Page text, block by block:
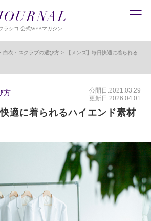
ラシコ 公式WEBマガジン
白衣・スクラブの選び方
【メンズ】毎日快適に着られる
方
公開日:2021.03.29
更新日:2026.04.01
快適に着られるハイエンド素材